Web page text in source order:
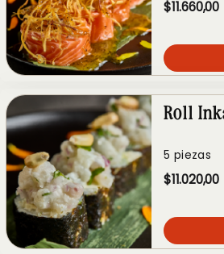
$11.660,00
Roll
5 piezas
$11.020,00